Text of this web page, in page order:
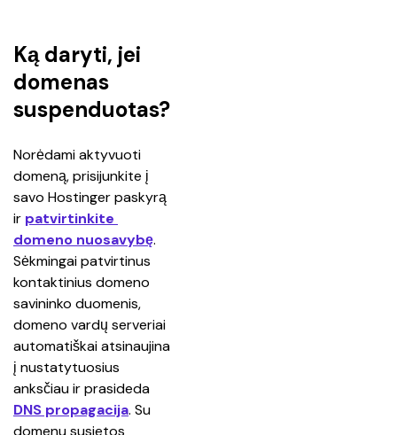
Ką daryti, jei
domenas
suspenduotas?
Norėdami aktyvuoti
domeną, prisijunkite į
savo Hostinger paskyrą
ir patvirtinkite
domeno nuosavybę.
Sėkmingai patvirtinus
kontaktinius domeno
savininko duomenis,
domeno vardų serveriai
automatiškai atsinaujina
į nustatytuosius
anksčiau ir prasideda
DNS propagacija. Su
domenu susietos